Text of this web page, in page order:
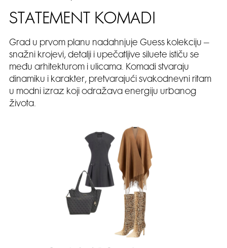
STATEMENT KOMADI
Grad u prvom planu nadahnjuje Guess kolekciju –
snažni krojevi, detalji i upečatljive siluete ističu se
među arhitekturom i ulicama. Komadi stvaraju
dinamiku i karakter, pretvarajući svakodnevni ritam
u modni izraz koji odražava energiju urbanog
života.